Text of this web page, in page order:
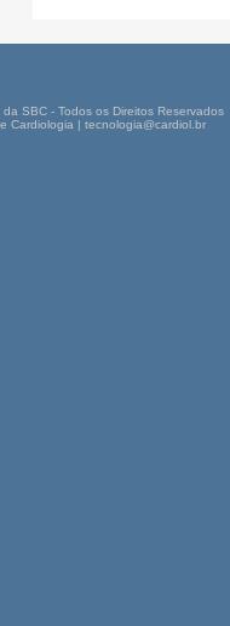
SBC - Todos os Direitos Reservados
Cardiologia | tecnologia@cardiol.br